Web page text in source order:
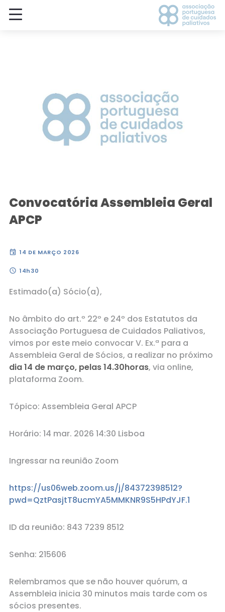
Convocatória Assembleia Geral
APCP
event 14 DE MARÇO 2026
schedule 14h30
Estimado(a) Sócio(a),
No âmbito do art.º 22º e 24º dos Estatutos da
Associação Portuguesa de Cuidados Paliativos,
vimos por este meio convocar V. Ex.ª para a
Assembleia Geral de Sócios, a realizar no próximo
dia 14 de março, pelas 14.30horas, via online,
plataforma Zoom.
Tópico: Assembleia Geral APCP
Horário: 14 mar. 2026 14:30 Lisboa
Ingressar na reunião Zoom
https://us06web.zoom.us/j/84372398512?
pwd=QztPasjtT8ucmYA5MMKNR9S5HPdYJF.1
ID da reunião: 843 7239 8512
Senha: 215606
Relembramos que se não houver quórum, a
Assembleia inicia 30 minutos mais tarde com os
sócios presentes.